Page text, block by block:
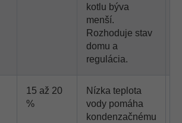
kotlu býva
menší.
Rozhoduje stav
domu a
regulácia.
15 až 20
%
Nízka teplota
vody pomáha
kondenzačnému